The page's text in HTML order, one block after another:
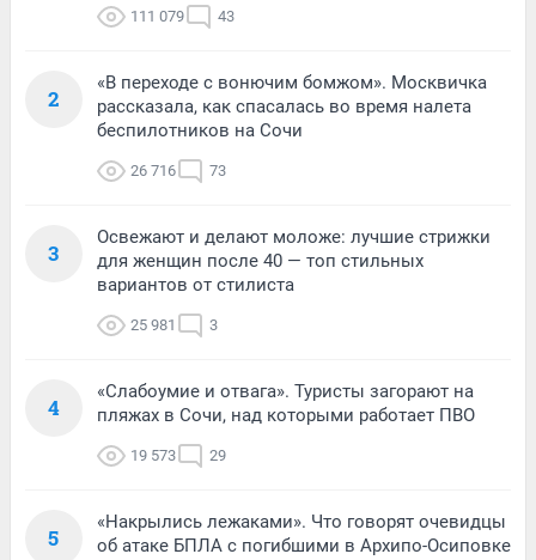
111 079 43
2
«В переходе с вонючим бомжом». Москвичка
рассказала, как спасалась во время налета
беспилотников на Сочи
26 716 73
3
Освежают и делают моложе: лучшие стрижки
для женщин после 40 — топ стильных
вариантов от стилиста
25 981 3
4
«Слабоумие и отвага». Туристы загорают на
пляжах в Сочи, над которыми работает ПВО
19 573 29
5
«Накрылись лежаками». Что говорят очевидцы
об атаке БПЛА с погибшими в Архипо-Осиповке